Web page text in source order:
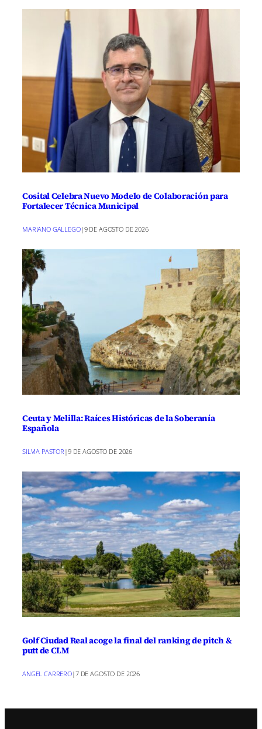
Cosital Celebra Nuevo Modelo de Colaboración para
Fortalecer Técnica Municipal
MARIANO GALLEGO|9 DE AGOSTO DE 2026
Ceuta y Melilla: Raíces Históricas de la Soberanía
Española
SILVIA PASTOR |9 DE AGOSTO DE 2026
Golf Ciudad Real acoge la final del ranking de pitch &
putt de CLM
ANGEL CARRERO|7 DE AGOSTO DE 2026